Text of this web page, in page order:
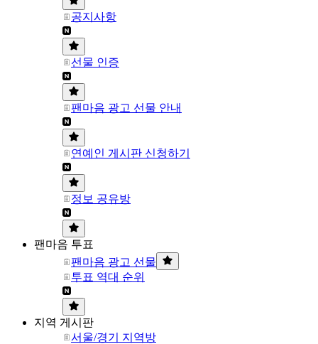
공지사항
선물 인증
팬마음 광고 선물 안내
연예인 게시판 신청하기
정보 공유방
팬마음 투표
팬마음 광고 선물
투표 역대 순위
지역 게시판
서울/경기 지역방